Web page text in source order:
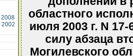
2008
2002
областного
июля 2003 г. N
силу абзаца
Могилевского